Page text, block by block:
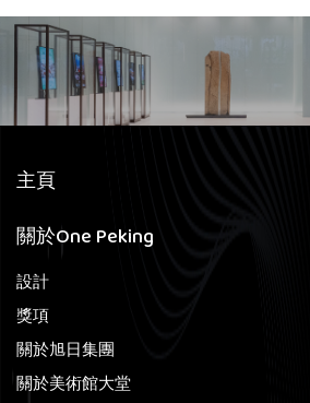
主頁
關於One Peking
設計
獎項
關於旭日集團
關於美術館大堂